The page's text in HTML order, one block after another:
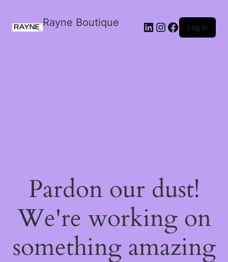
Rayne Boutique Log in
Pardon our dust!
We're working on
something amazing